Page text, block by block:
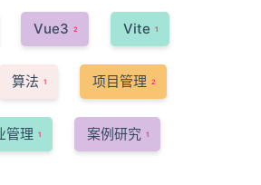
Vue3 2 Vite 1
算法 1 项目管理 2
管理 1 案例研究 1